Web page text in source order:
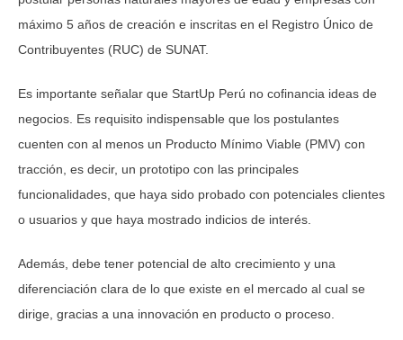
máximo 5 años de creación e inscritas en el Registro Único de
Contribuyentes (RUC) de SUNAT.
Es importante señalar que StartUp Perú no cofinancia ideas de
negocios. Es requisito indispensable que los postulantes
cuenten con al menos un Producto Mínimo Viable (PMV) con
tracción, es decir, un prototipo con las principales
funcionalidades, que haya sido probado con potenciales clientes
o usuarios y que haya mostrado indicios de interés.
Además, debe tener potencial de alto crecimiento y una
diferenciación clara de lo que existe en el mercado al cual se
dirige, gracias a una innovación en producto o proceso.